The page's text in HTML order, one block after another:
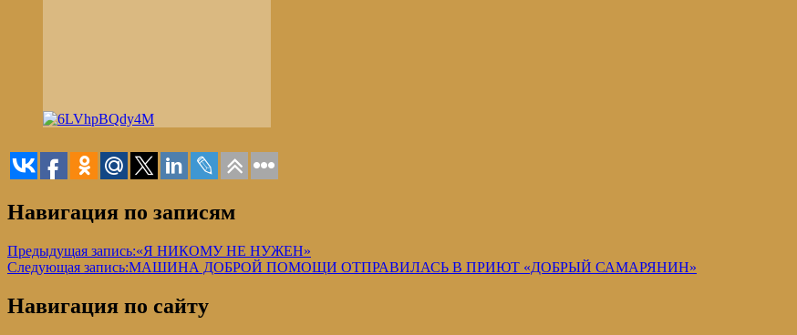
Навигация по записям
Предыдущая запись:«Я НИКОМУ НЕ НУЖЕН»
Следующая запись:МАШИНА ДОБРОЙ ПОМОЩИ ОТПРАВИЛАСЬ В ПРИЮТ «ДОБРЫЙ САМАРЯНИН»
Навигация по сайту